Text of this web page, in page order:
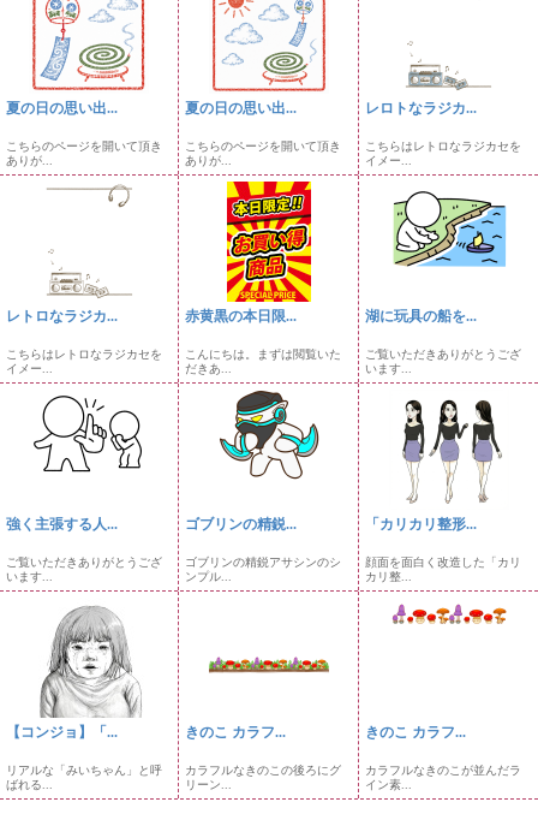
夏の日の思い出...
こちらのページを開いて頂き
ありが...
夏の日の思い出...
こちらのページを開いて頂き
ありが...
レロトなラジカ...
こちらはレトロなラジカセを
イメー...
レトロなラジカ...
こちらはレトロなラジカセを
イメー...
赤黄黒の本日限...
こんにちは。まずは閲覧いた
だきあ...
湖に玩具の船を...
ご覧いただきありがとうござ
います...
強く主張する人...
ご覧いただきありがとうござ
います...
ゴブリンの精鋭...
ゴブリンの精鋭アサシンのシ
ンプル...
「カリカリ整形...
顔面を面白く改造した「カリ
カリ整...
【コンジョ】「...
リアルな「みいちゃん」と呼
ばれる...
きのこ カラフ...
カラフルなきのこの後ろにグ
リーン...
きのこ カラフ...
カラフルなきのこが並んだラ
イン素...